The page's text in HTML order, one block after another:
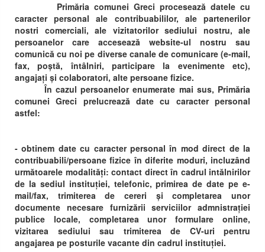
Primăria comunei Greci procesează datele cu
caracter personal ale contribuabililor, ale partenerilor
nostri comerciali, ale vizitatorilor sediului nostru, ale
persoanelor care accesează website-ul nostru sau
comunică cu noi pe diverse canale de comunicare (e-mail,
fax, poștă, întâlniri, participare la evenimente etc),
angajați și colaboratori, alte persoane fizice.
În cazul persoanelor enumerate mai sus, Primăria
comunei Greci prelucrează date cu caracter personal
astfel:
- obtinem date cu caracter personal în mod direct de la
contribuabili/persoane fizice în diferite moduri, incluzând
următoarele modalități: contact direct în cadrul intălnirilor
de la sediul instituției, telefonic, primirea de date pe e-
mail/fax, trimiterea de cereri și completarea unor
documente necesare furnizării serviciilor admnistrației
publice locale, completarea unor formulare online,
vizitarea sediului sau trimiterea de CV-uri pentru
angajarea pe posturile vacante din cadrul instituției.